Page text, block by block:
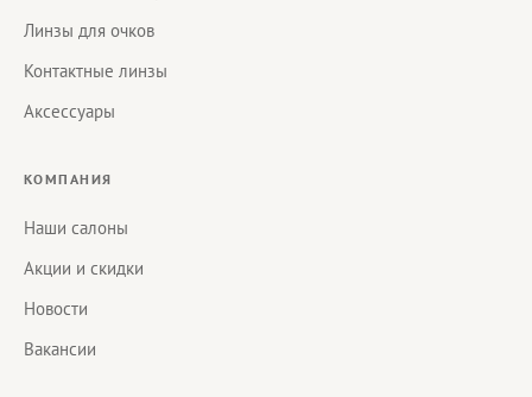
Линзы для очков
Контактные линзы
Аксессуары
КОМПАНИЯ
Наши салоны
Акции и скидки
Новости
Вакансии